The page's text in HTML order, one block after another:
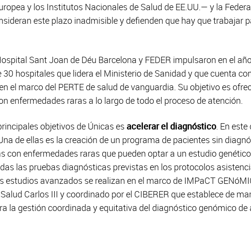
y los Institutos Nacionales de Salud de EE.UU.— y la
este plazo inadmisible y defienden que hay que trabajar
Sant Joan de Déu Barcelona y FEDER impulsaron en el
30 hospitales que lidera el Ministerio de Sanidad y que cuenta
el marco del PERTE de salud de vanguardia. Su objetivo es
enfermedades raras a lo largo de todo el proceso de atención.
objetivos de Únicas es acelerar el diagnóstico. En
de ellas es la creación de un programa de pacientes sin
con enfermedades raras que pueden optar a un estudio
las pruebas diagnósticas previstas en los protocolos
estudios avanzados se realizan en el marco de IMPaCT
Carlos III y coordinado por el CIBERER que establece de
la gestión coordinada y equitativa del diagnóstico genómico de